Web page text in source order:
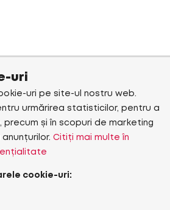
uri
uri pe site-ul nostru web.
urmărirea statisticilor, pentru a
și în scopuri de marketing
Citiți mai multe în
cookie-uri: